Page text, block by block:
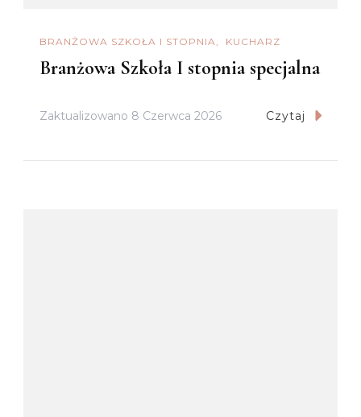
BRANŻOWA SZKOŁA I STOPNIA KUCHARZ
Branżowa Szkoła I stopnia specjalna
Zaktualizowano 8 Czerwca 2026 Czytaj